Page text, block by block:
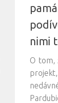
nimi
O tom,